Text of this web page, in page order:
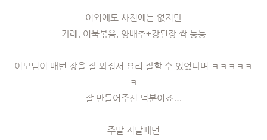
이외에도 사진에는 없지만
카레, 어묵볶음, 양배추+강된장 쌈 등등
이모님이 매번 장을 잘 봐줘서 요리 잘할 수 있었다며 ㅋㅋㅋㅋㅋ
ㅋ
잘 만들어주신 덕분이죠…
주말 지날때면